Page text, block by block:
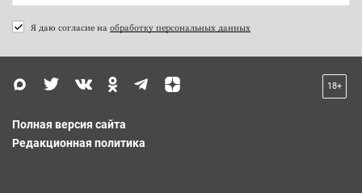
Я даю согласие на обработку персональных данных
18+
Полная версия сайта
Редакционная политика